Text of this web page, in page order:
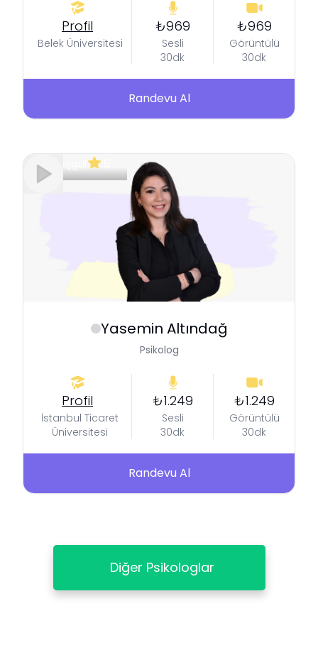
Profil
Belek Üniversitesi
₺969
Sesli
30dk
₺969
Görüntülü
30dk
Randevu Al
Yasemin Altındağ
Psikolog
Profil
İstanbul Ticaret
Üniversitesi
₺1.249
Sesli
30dk
₺1.249
Görüntülü
30dk
Randevu Al
Diğer Psikologlar